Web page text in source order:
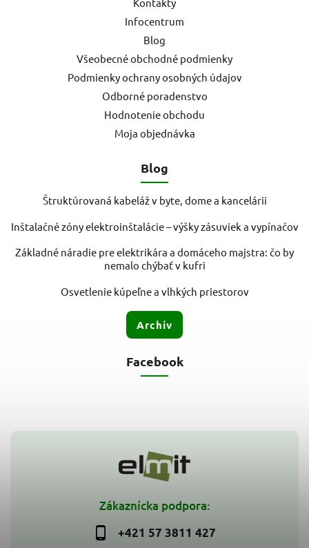
Zákaznícka podpora:
+421 57 3811 427
Infocentrum
Blog
Všeobecné obchodné podmienky
Podmienky ochrany osobných údajov
Odborné poradenstvo
Hodnotenie obchodu
Moja objednávka
Blog
Štruktúrovaná kabeláž v byte, dome a kancelárii
Inštalačné zóny elektroinštalácie – výšky zásuviek a vypínačov
Základné náradie pre elektrikára a domáceho majstra: čo by
nemalo chýbať v kufri
Osvetlenie kúpeľne a vlhkých priestorov
Archív
Facebook